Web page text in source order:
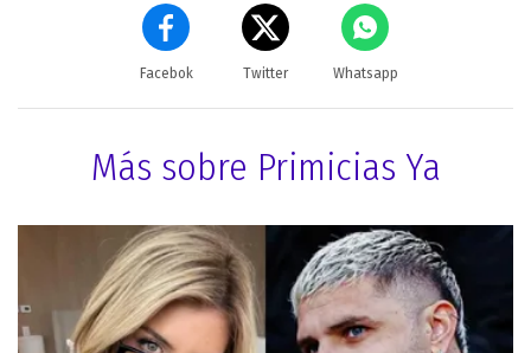
Facebok Twitter Whatsapp
Más sobre Primicias Ya